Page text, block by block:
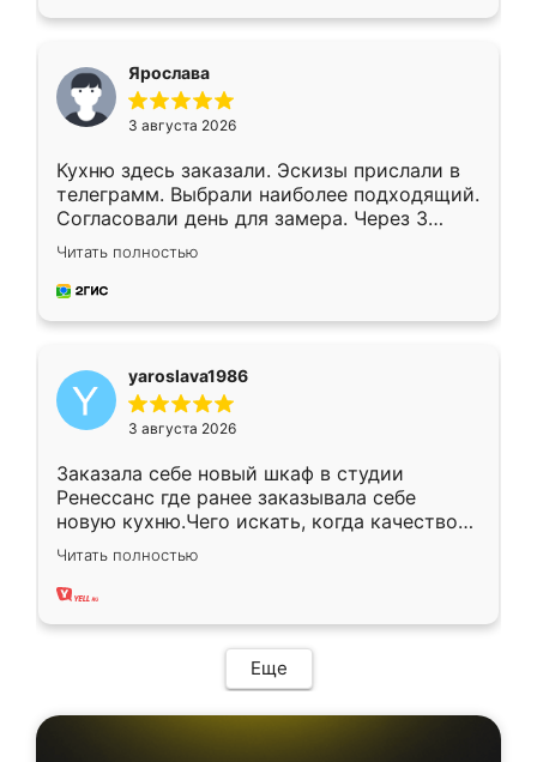
Ярослава
3 августа 2026
Кухню здесь заказали. Эскизы прислали в
телеграмм. Выбрали наиболее подходящий.
Согласовали день для замера. Через 3
недели кухня была уже готова. Остались
довольны работой. Спасибо Ренессанс
мебель за качественную работу!
Читать полностью
yaroslava1986
3 августа 2026
Заказала себе новый шкаф в студии
Ренессанс где ранее заказывала себе
новую кухню.Чего искать, когда качеством
вполне довольна. Служит кухня уже почти
два года, нареканий нет.
Читать полностью
Еще